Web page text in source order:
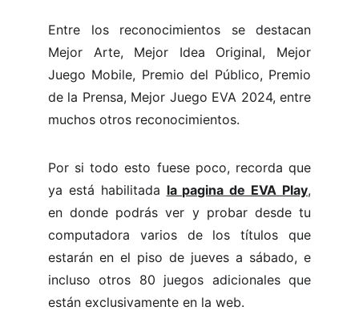
Entre los reconocimientos se destacan
Mejor Arte, Mejor Idea Original, Mejor
Juego Mobile, Premio del Público, Premio
de la Prensa, Mejor Juego EVA 2024, entre
muchos otros reconocimientos.
Por si todo esto fuese poco, recorda que
ya está habilitada la pagina de EVA Play,
en donde podrás ver y probar desde tu
computadora varios de los títulos que
estarán en el piso de jueves a sábado, e
incluso otros 80 juegos adicionales que
están exclusivamente en la web.